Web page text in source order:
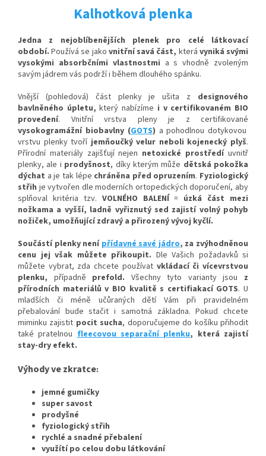
Kalhotková plenka
Jedna z nejoblíbenějších plenek pro celé látkovací
období.Používá se jako vnitřní savá část, která vyniká svými
vysokými absorbčními vlastnostmi a s vhodně zvoleným
savým jádrem vás podrží i během dlouhého spánku.
Vnější (pohledová) část plenky je ušita z designového
bavlněného úpletu,který nabízíme i v certifikovaném BIO
provedení. Vnitřní vrstva pleny je z certifikované
vysokogramážní biobavlny (GOTS) a pohodlnoudotykovou
vrstvu plenky tvoříjemňoučký velur neboli kojenecký plyš.
Přírodní materiály zajišťují nejen netoxické prostředíuvnitř
plenky, ale i prodyšnost, díky kterýmmůže dětská pokožka
dýchat a je tak lépe chráněna před opruzením. Fyziologický
střih je vytvořen dle moderních ortopedických doporučení, aby
splňoval kritéria tzv. VOLNÉHO BALENÍ= úzká část mezi
nožkama a vyšší, ladně vyřiznutý sed zajistí volný pohyb
nožiček, umožňující zdravý a přirozený vývoj kyčlí.
Součástí plenky není přídavné savé jádro, za zvýhodněnou
cenu jej však můžete přikoupit. Dle Vašich požadavků si
můžete vybrat, zda chcete používat vkládací či vícevrstvou
plenku, případně prefold. Všechny tyto varianty jsou z
přírodních materiálů v BIO kvalitě s certifiakací GOTS. U
mladších či méně učůraných dětí Vám při pravidelném
přebalování bude stačit i samotná základna. Pokud chcete
miminku zajistit pocit sucha, doporučujeme do košíku přihodit
také pratelnoufleecovou separační plenku, která zajistí
stay-dry efekt.
Výhody ve zkratce:
jemné gumičky
super savost
prodyšné
fyziologický střih
rychlé a snadné přebalení
využítí po celou dobu látkování